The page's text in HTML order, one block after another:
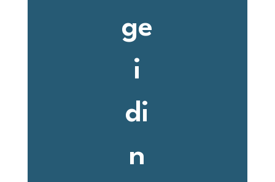
ge
i
di
n